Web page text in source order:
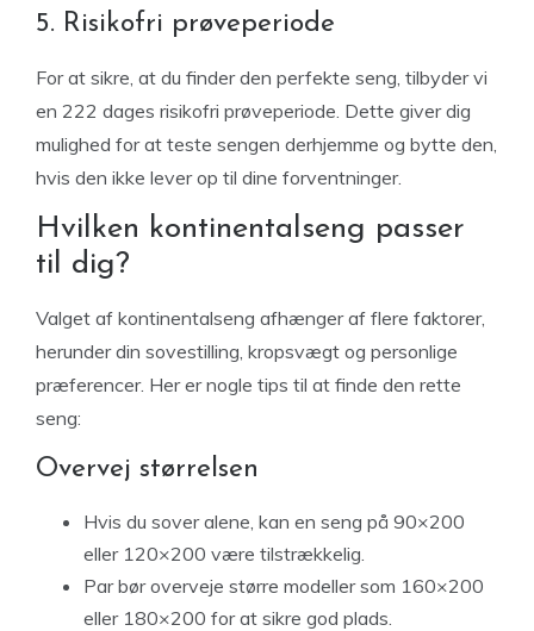
5. Risikofri prøveperiode
For at sikre, at du finder den perfekte seng, tilbyder vi
en 222 dages risikofri prøveperiode. Dette giver dig
mulighed for at teste sengen derhjemme og bytte den,
hvis den ikke lever op til dine forventninger.
Hvilken kontinentalseng passer
til dig?
Valget af kontinentalseng afhænger af flere faktorer,
herunder din sovestilling, kropsvægt og personlige
præferencer. Her er nogle tips til at finde den rette
seng:
Overvej størrelsen
Hvis du sover alene, kan en seng på 90×200
eller 120×200 være tilstrækkelig.
Par bør overveje større modeller som 160×200
eller 180×200 for at sikre god plads.